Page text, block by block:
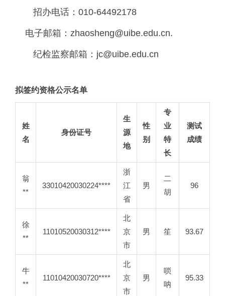
招办电话：010-64492178
电子邮箱：zhaosheng@uibe.edu.cn.
纪检监察邮箱：jc@uibe.edu.cn
拟签约资格公示名单
姓
名
身份证号
生
源
地
性
别
专
业
特
长
测试
成绩
翁
**
33010420030224****
浙
江
省
男
二
胡
96
徐
**
11010520030312****
北
京
市
男 笙 93.67
牛
**
11010420030720****
北
京
市
男
唢
呐
95.33